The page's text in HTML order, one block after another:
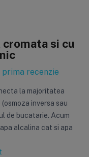
Carcase
(11)
(1)
Carcase
(8)
Seturi
(21)
si cu
prima recenzie
la majoritatea
inversa sau
de bucatarie. Acum
alcalina cat si apa